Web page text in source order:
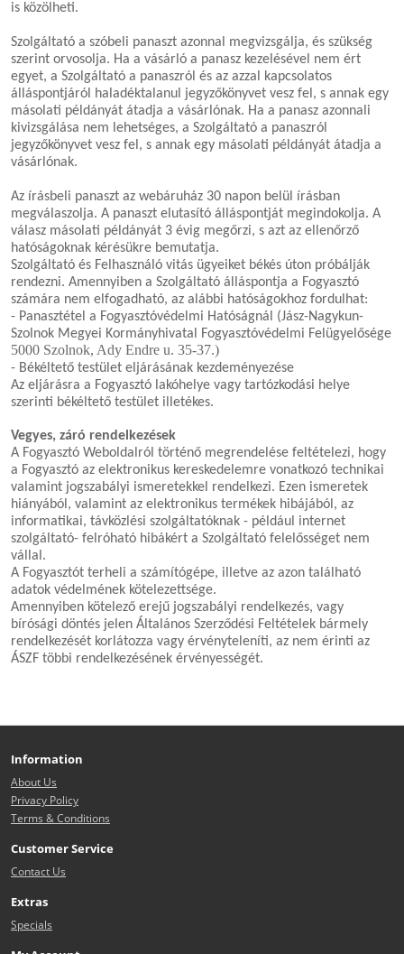
is közölheti.
Szolgáltató a szóbeli panaszt azonnal megvizsgálja, és szükség
szerint orvosolja. Ha a vásárló a panasz kezelésével nem ért
egyet, a Szolgáltató a panaszról és az azzal kapcsolatos
álláspontjáról haladéktalanul jegyzőkönyvet vesz fel, s annak egy
másolati példányát átadja a vásárlónak. Ha a panasz azonnali
kivizsgálása nem lehetséges, a Szolgáltató a panaszról
jegyzőkönyvet vesz fel, s annak egy másolati példányát átadja a
vásárlónak.
Az írásbeli panaszt az webáruház 30 napon belül írásban
megválaszolja. A panaszt elutasító álláspontját megindokolja. A
válasz másolati példányát 3 évig megőrzi, s azt az ellenőrző
hatóságoknak kérésükre bemutatja.
Szolgáltató és Felhasználó vitás ügyeiket békés úton próbálják
rendezni. Amennyiben a Szolgáltató álláspontja a Fogyasztó
számára nem elfogadható, az alábbi hatóságokhoz fordulhat:
- Panasztétel a Fogyasztóvédelmi Hatóságnál (Jász-Nagykun-
Szolnok Megyei Kormányhivatal Fogyasztóvédelmi Felügyelősége
5000 Szolnok, Ady Endre u. 35-37.)
- Békéltető testület eljárásának kezdeményezése
Az eljárásra a Fogyasztó lakóhelye vagy tartózkodási helye
szerinti békéltető testület illetékes.
Vegyes, záró rendelkezések
A Fogyasztó Weboldalról történő megrendelése feltételezi, hogy
a Fogyasztó az elektronikus kereskedelemre vonatkozó technikai
valamint jogszabályi ismeretekkel rendelkezi. Ezen ismeretek
hiányából, valamint az elektronikus termékek hibájából, az
informatikai, távközlési szolgáltatóknak - például internet
szolgáltató- felróható hibákért a Szolgáltató felelősséget nem
vállal.
A Fogyasztót terheli a számítógépe, illetve az azon található
adatok védelmének kötelezettsége.
Amennyiben kötelező erejű jogszabályi rendelkezés, vagy
bírósági döntés jelen Általános Szerződési Feltételek bármely
rendelkezését korlátozza vagy érvényteleníti, az nem érinti az
ÁSZF többi rendelkezésének érvényességét.
Information
About Us
Privacy Policy
Terms & Conditions
Customer Service
Contact Us
Extras
Specials